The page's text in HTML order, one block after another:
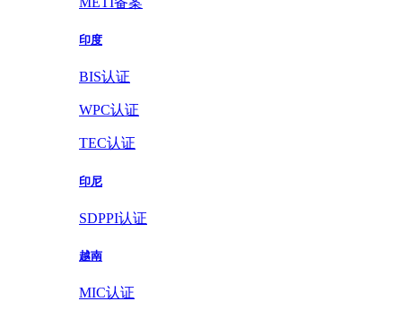
印度
BIS认证
WPC认证
TEC认证
印尼
SDPPI认证
越南
MIC认证